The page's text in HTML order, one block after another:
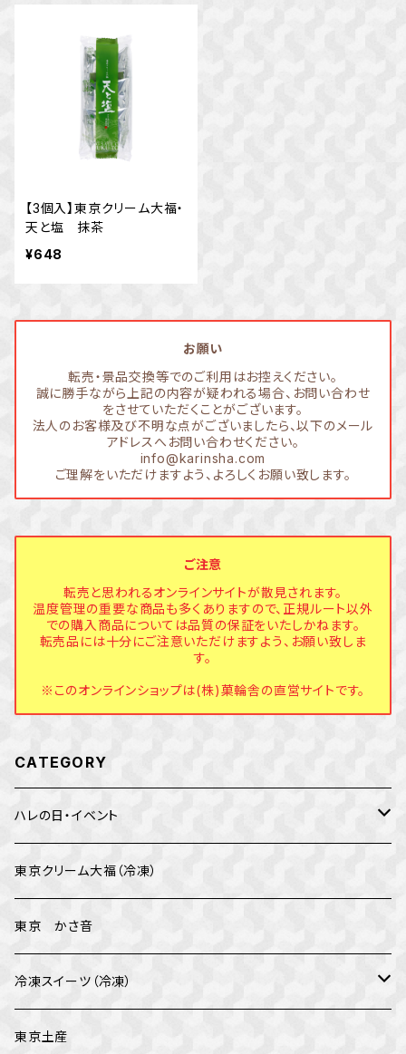
【3個入】東京クリーム大福・
天と塩 抹茶
¥648
お願い
転売・景品交換等でのご利用はお控えください。
誠に勝手ながら上記の内容が疑われる場合、お問い合わせ
をさせていただくことがございます。
法人のお客様及び不明な点がございましたら、以下のメール
アドレスへお問い合わせください。
info@karinsha.com
ご理解をいただけますよう、よろしくお願い致します。
ご注意
転売と思われるオンラインサイトが散見されます。
温度管理の重要な商品も多くありますので、正規ルート以外
での購入商品については品質の保証をいたしかねます。
転売品には十分にご注意いただけますよう、お願い致しま
す。
※このオンラインショップは(株)菓輪舎の直営サイトです。
CATEGORY
ハレの日・イベント
バレンタイン
イベント
母の日
父の日
東京クリーム大福（冷凍）
東京 かさ音
冷凍スイーツ（冷凍）
テオブロマ
東京土産